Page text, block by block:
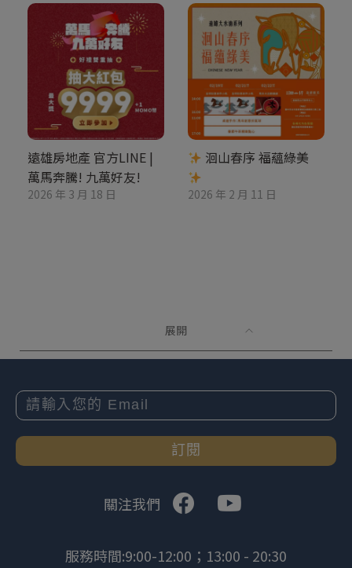
遠雄房地產 官方LINE |
萬馬奔騰! 九萬好友!
2026 年 3 月 18 日
洄山春序 福蘊綠美
2026 年 2 月 11 日
展開
關注我們
訂閱
服務時間:9:00-12:00；13:00 - 20:30